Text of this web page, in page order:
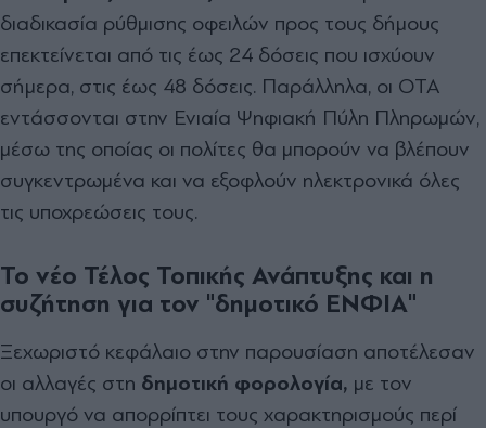
διαδικασία ρύθμισης οφειλών προς τους δήμους
επεκτείνεται από τις έως 24 δόσεις που ισχύουν
σήμερα, στις έως 48 δόσεις. Παράλληλα, οι ΟΤΑ
εντάσσονται στην Ενιαία Ψηφιακή Πύλη Πληρωμών,
μέσω της οποίας οι πολίτες θα μπορούν να βλέπουν
συγκεντρωμένα και να εξοφλούν ηλεκτρονικά όλες
τις υποχρεώσεις τους.
Το νέο Τέλος Τοπικής Ανάπτυξης και η
συζήτηση για τον "δημοτικό ΕΝΦΙΑ"
Ξεχωριστό κεφάλαιο στην παρουσίαση αποτέλεσαν
οι αλλαγές στη δημοτική φορολογία, με τον
υπουργό να απορρίπτει τους χαρακτηρισμούς περί